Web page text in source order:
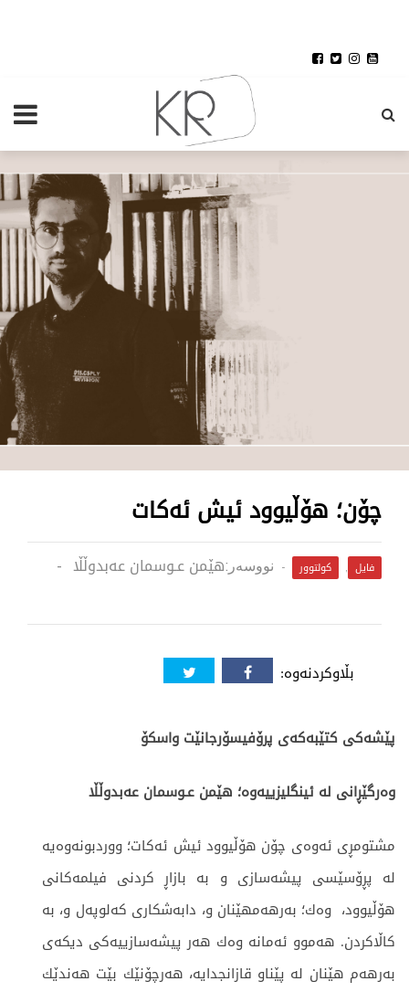
چۆن؛ هۆڵیوود ئیش ئه‌كات
فایل , کولتوور نووسەر:هێمن عـوسمان عه‌بدوڵڵا
بڵاوکردنەوە:
پێشه‌كی كتێبه‌كه‌ی پرۆفیسۆرجانێت واسكۆ
وه‌رگێڕانی له‌ ئینگلیزییه‌وه‌؛ هێمن عـوسمان عه‌بدوڵڵا
مشتومڕی ئه‌وه‌ی چۆن هۆڵیوود ئیش ئه‌كات؛ ووردبونه‌وه‌یه‌
له‌ پڕۆسێسی پیشه‌سازی و به‌ بازاڕ كردنی فیلمه‌كانی
هۆڵیوود، وه‌ك؛ به‌رهه‌مهێنان و، دابه‌شكاری كه‌لوپه‌ل و، به‌
كاڵاكردن. هه‌موو ئه‌مانه‌ وه‌ك هه‌ر پیشه‌سازییه‌كی دیكه‌ی
به‌رهه‌م هێنان له‌ پێناو قازانجدایه، ‌هه‌رچۆنێك بێت هه‌ندێك